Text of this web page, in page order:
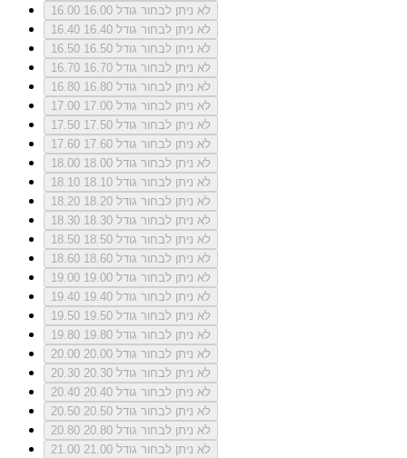
16.00
לא ניתן לבחור גודל 16.00
16.40
לא ניתן לבחור גודל 16.40
16.50
לא ניתן לבחור גודל 16.50
16.70
לא ניתן לבחור גודל 16.70
16.80
לא ניתן לבחור גודל 16.80
17.00
לא ניתן לבחור גודל 17.00
17.50
לא ניתן לבחור גודל 17.50
17.60
לא ניתן לבחור גודל 17.60
18.00
לא ניתן לבחור גודל 18.00
18.10
לא ניתן לבחור גודל 18.10
18.20
לא ניתן לבחור גודל 18.20
18.30
לא ניתן לבחור גודל 18.30
18.50
לא ניתן לבחור גודל 18.50
18.60
לא ניתן לבחור גודל 18.60
19.00
לא ניתן לבחור גודל 19.00
19.40
לא ניתן לבחור גודל 19.40
19.50
לא ניתן לבחור גודל 19.50
19.80
לא ניתן לבחור גודל 19.80
20.00
לא ניתן לבחור גודל 20.00
20.30
לא ניתן לבחור גודל 20.30
20.40
לא ניתן לבחור גודל 20.40
20.50
לא ניתן לבחור גודל 20.50
20.80
לא ניתן לבחור גודל 20.80
21.00
לא ניתן לבחור גודל 21.00